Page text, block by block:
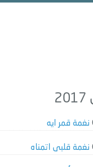
نغمة قمر ايه
نغمة قلبى اتمناه